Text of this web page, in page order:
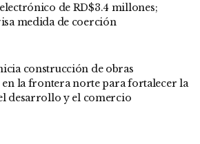
de RD$3.4 millones;
medida de coerción
construcción de obras
en la frontera norte para fortalecer la
desarrollo y el comercio